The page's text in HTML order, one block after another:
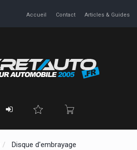
Accueil Contact Articles & Guides
Disque d'embrayage